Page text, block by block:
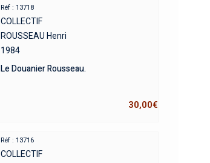
Réf : 13718
COLLECTIF
ROUSSEAU Henri
1984
Le Douanier Rousseau.
30,00€
Réf : 13716
COLLECTIF